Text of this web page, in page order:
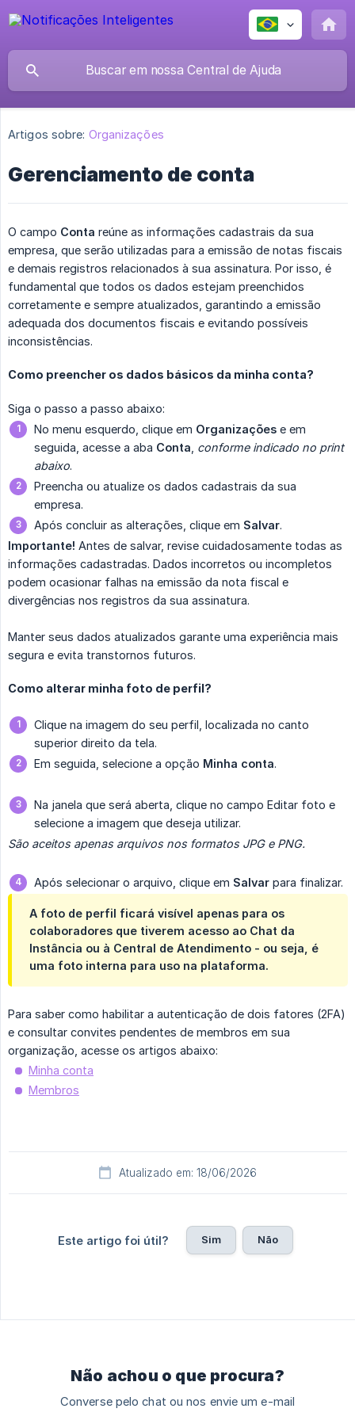
Artigos sobre: Organizações
Gerenciamento de conta
O campo Conta reúne as informações cadastrais da sua
empresa, que serão utilizadas para a emissão de notas fiscais
e demais registros relacionados à sua assinatura. Por isso, é
fundamental que todos os dados estejam preenchidos
corretamente e sempre atualizados, garantindo a emissão
adequada dos documentos fiscais e evitando possíveis
inconsistências.
Como preencher os dados básicos da minha conta?
Siga o passo a passo abaixo:
No menu esquerdo, clique em Organizações e em
seguida, acesse a aba Conta conforme indicado no print
abaixo.
Preencha ou atualize os dados cadastrais da sua
empresa.
Após concluir as alterações, clique em Salvar.
Importante! Antes de salvar, revise cuidadosamente todas as
informações cadastradas. Dados incorretos ou incompletos
podem ocasionar falhas na emissão da nota fiscal e
divergências nos registros da sua assinatura.
Manter seus dados atualizados garante uma experiência mais
segura e evita transtornos futuros.
Como alterar minha foto de perfil?
Clique na imagem do seu perfil, localizada no canto
superior direito da tela.
Em seguida, selecione a opção Minha conta.
Na janela que será aberta, clique no campo Editar foto e
selecione a imagem que deseja utilizar.
São aceitos apenas arquivos nos formatos JPG e PNG.
Após selecionar o arquivo, clique em Salvar para finalizar.
A foto de perfil ficará visível apenas para os
colaboradores que tiverem acesso ao Chat da
Instância ou à Central de Atendimento - ou seja, é
uma foto interna para uso na plataforma.
Para saber como habilitar a autenticação de dois fatores (2FA)
e consultar convites pendentes de membros em sua
organização, acesse os artigos abaixo:
Minha conta
Membros
Atualizado em: 18/06/2026
Este artigo foi útil? Sim Não
Não achou o que procura?
Converse pelo chat ou nos envie um e-mail